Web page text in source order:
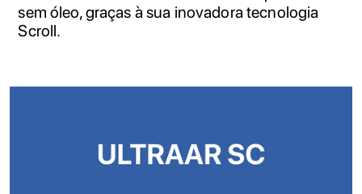
sem óleo, graças à sua inovadora tecnologia
Scroll.